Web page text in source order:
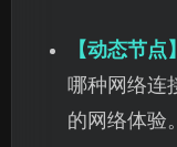
【动态节点】
哪种网络连
的网络体验。